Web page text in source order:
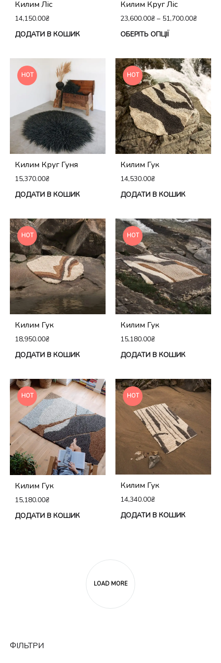
Килим Ліс
14,150.00₴
ДОДАТИ В КОШИК
Килим Круг Ліс
23,600.00₴ – 51,700.00₴
ОБЕРІТЬ ОПЦІЇ
має
на
HOT
Килим Круг Гуня
15,370.00₴
ДОДАТИ В КОШИК
HOT
Килим Гук
14,530.00₴
ДОДАТИ В КОШИК
HOT
Килим Гук
18,950.00₴
ДОДАТИ В КОШИК
HOT
Килим Гук
15,180.00₴
ДОДАТИ В КОШИК
HOT
Килим Гук
15,180.00₴
ДОДАТИ В КОШИК
HOT
Килим Гук
14,340.00₴
ДОДАТИ В КОШИК
LOAD MORE
ФІЛЬТРИ